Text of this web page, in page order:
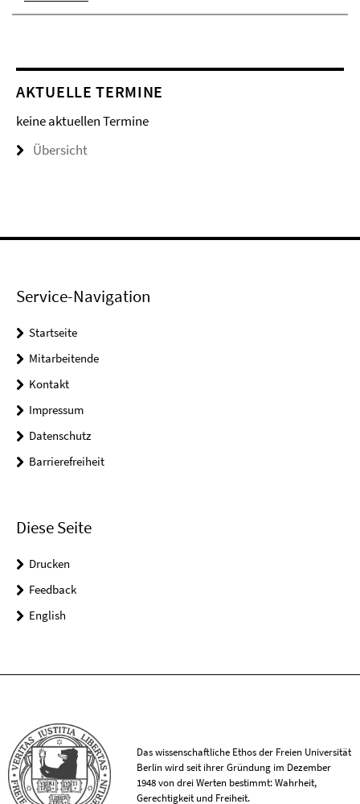
AKTUELLE TERMINE
keine aktuellen Termine
Übersicht
Service-Navigation
Startseite
Mitarbeitende
Kontakt
Impressum
Datenschutz
Barrierefreiheit
Diese Seite
Drucken
Feedback
English
Das wissenschaftliche Ethos der Freien Universität
Berlin wird seit ihrer Gründung im Dezember
1948 von drei Werten bestimmt: Wahrheit,
Gerechtigkeit und Freiheit.